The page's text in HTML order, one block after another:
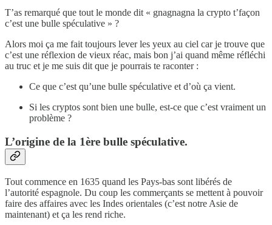
T’as remarqué que tout le monde dit « gnagnagna la crypto t’façon
c’est une bulle spéculative » ?
Alors moi ça me fait toujours lever les yeux au ciel car je trouve que
c’est une réflexion de vieux réac, mais bon j’ai quand même réfléchi
au truc et je me suis dit que je pourrais te raconter :
Ce que c’est qu’une bulle spéculative et d’où ça vient.
Si les cryptos sont bien une bulle, est-ce que c’est vraiment un
problème ?
L’origine de la 1ère bulle spéculative.
Tout commence en 1635 quand les Pays-bas sont libérés de
l’autorité espagnole. Du coup les commerçants se mettent à pouvoir
faire des affaires avec les Indes orientales (c’est notre Asie de
maintenant) et ça les rend riche.